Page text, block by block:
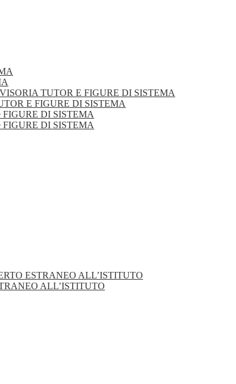
TUTOR E FIGURE DI SISTEMA
E FIGURE DI SISTEMA
DI SISTEMA
DI SISTEMA
ESTRANEO ALL’ISTITUTO
ALL’ISTITUTO